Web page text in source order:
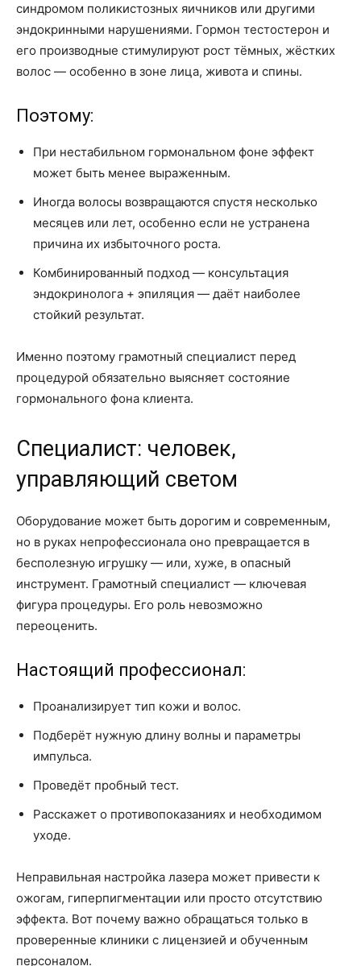
синдромом поликистозных яичников или другими
эндокринными нарушениями. Гормон тестостерон и
его производные стимулируют рост тёмных, жёстких
волос — особенно в зоне лица, живота и спины.
Поэтому:
При нестабильном гормональном фоне эффект
может быть менее выраженным.
Иногда волосы возвращаются спустя несколько
месяцев или лет, особенно если не устранена
причина их избыточного роста.
Комбинированный подход — консультация
эндокринолога + эпиляция — даёт наиболее
стойкий результат.
Именно поэтому грамотный специалист перед
процедурой обязательно выясняет состояние
гормонального фона клиента.
Специалист: человек,
управляющий светом
Оборудование может быть дорогим и современным,
но в руках непрофессионала оно превращается в
бесполезную игрушку — или, хуже, в опасный
инструмент. Грамотный специалист — ключевая
фигура процедуры. Его роль невозможно
переоценить.
Настоящий профессионал:
Проанализирует тип кожи и волос.
Подберёт нужную длину волны и параметры
импульса.
Проведёт пробный тест.
Расскажет о противопоказаниях и необходимом
уходе.
Неправильная настройка лазера может привести к
ожогам, гиперпигментации или просто отсутствию
эффекта. Вот почему важно обращаться только в
проверенные клиники с лицензией и обученным
персоналом.